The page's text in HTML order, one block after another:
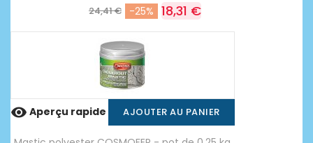
24,41 € -25% 18,31 €
 Aperçu rapide AJOUTER AU PANIER